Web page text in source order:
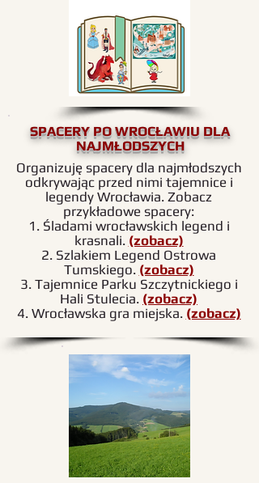
Organizuję spacery dla najmłodszych
odkrywając przed nimi tajemnice i
legendy Wrocławia. Zobacz
przykładowe spacery:
1. Śladami wrocławskich legend i
krasnali. (zobacz)
2. Szlakiem Legend Ostrowa
Tumskiego. (zobacz)
3. Tajemnice Parku Szczytnickiego i
Hali Stulecia. (zobacz)
4. Wrocławska gra miejska. (zobacz)
SPACERY PO WROCŁAWIU DLA
NAJMŁODSZYCH